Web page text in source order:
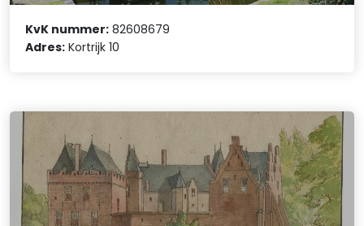
KvK nummer: 82608679
Adres: Kortrijk 10